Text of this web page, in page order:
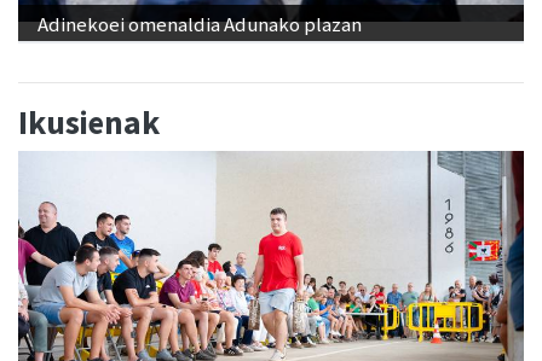
Adinekoei omenaldia Adunako plazan
Ikusienak